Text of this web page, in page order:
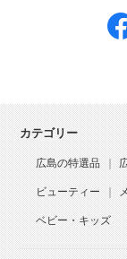
カテゴリー
広島の特選品
ビューティー
ベビー・キッズ